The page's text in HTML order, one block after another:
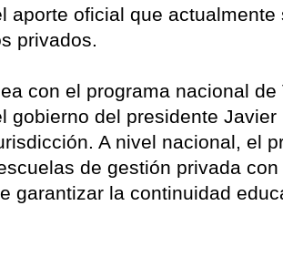
aporte oficial que
privados.
con el programa nacional de
gobierno del presidente
A nivel nacional, el
de gestión privada
garantizar la continuidad